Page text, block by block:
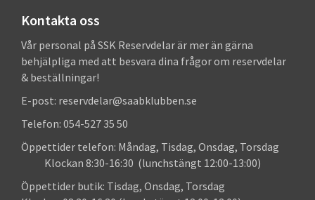
Kontakta oss
Vår personal på SSK Reservdelar är mer än gärna
behjälpliga med att besvara dina frågor om reservdelar
& beställningar!
E-post: reservdelar@saabklubben.se
Telefon: 054-527 35 50
Öppettider telefon: Måndag, Tisdag, Onsdag, Torsdag
Klockan 8:30-16:30 (lunchstängt 12:00-13:00)
Öppettider butik: Tisdag, Onsdag, Torsdag